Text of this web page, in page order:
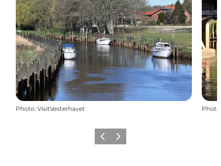
Photo: VisitVesterhavet Photo
Previous
Next